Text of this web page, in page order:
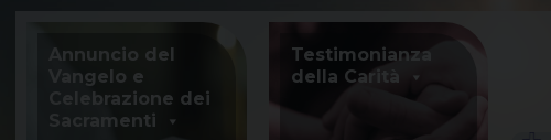
content
Annuncio del
Vangelo e
Celebrazione dei
Sacramenti
Testimonianza
della Carità